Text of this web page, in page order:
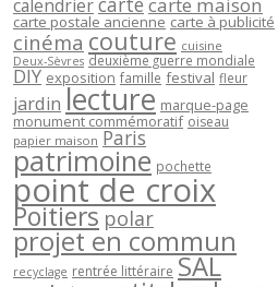
calendrier
carte postale ancienne carte à publicité
cinéma couture cuisine
Deux-Sèvres deuxième guerre mondiale
DIY exposition famille festival fleur
jardin lecture marque-page
monument commémoratif oiseau
papier maison Paris
patrimoine pochette
point de croix
Poitiers polar
projet en commun
recyclage rentrée littéraire SAL